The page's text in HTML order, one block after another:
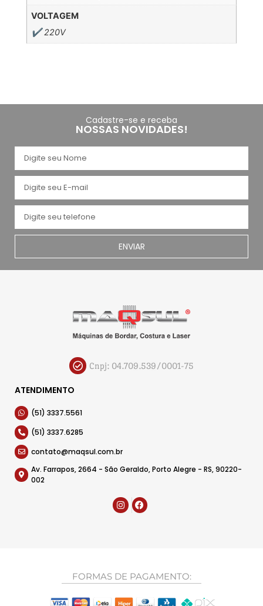
VOLTAGEM
✔️ 220V
Cadastre-se e receba
NOSSAS NOVIDADES!
ENVIAR
Cnpj: 04.709.539/0001-75
ATENDIMENTO
(51) 3337.5561
(51) 3337.6285
contato@maqsul.com.br
Av. Farrapos, 2664 - São Geraldo, Porto Alegre - RS, 90220-
002
FORMAS DE PAGAMENTO: